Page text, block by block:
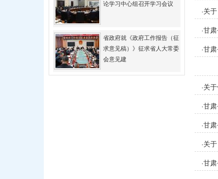
论学习中心组召开学习会议
省政府就《政府工作报告（征
求意见稿）》征求省人大常委
会意见建
·关
·甘
·甘
·关
·甘
·甘
决定
·关
·甘